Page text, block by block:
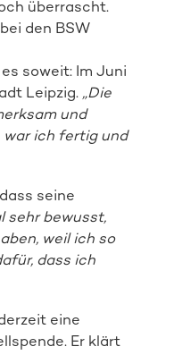
überrascht.
den BSW
soweit: Im Juni
Leipzig. „Die
und
ich fertig und
seine
sehr bewusst,
weil ich so
dass ich
eine
Er klärt